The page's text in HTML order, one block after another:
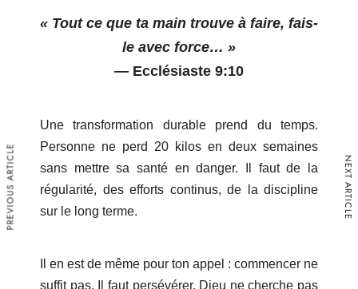
/home/leadeuse/public_html/wp-
Warning
/home/leadeuse/public_html/wp-
content/themes/dotlife/lib/menu.lib.php
122
/home/leadeuse/public_html/wp-
content/themes/dotlife/lib/menu.lib.php
« Tout ce que ta main trouve à faire, fais-
le avec force… »
— Ecclésiaste 9:10
Une transformation durable prend du temps.
Personne ne perd 20 kilos en deux semaines
sans mettre sa santé en danger. Il faut de la
régularité, des efforts continus, de la discipline
sur le long terme.
Il en est de même pour ton appel : commencer ne
suffit pas. Il faut persévérer. Dieu ne cherche pas
PREVIOUS ARTICLE NEXT ARTICLE